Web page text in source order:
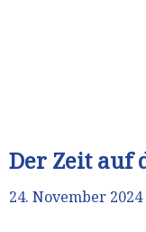
Der Zeit auf
24. November 2024